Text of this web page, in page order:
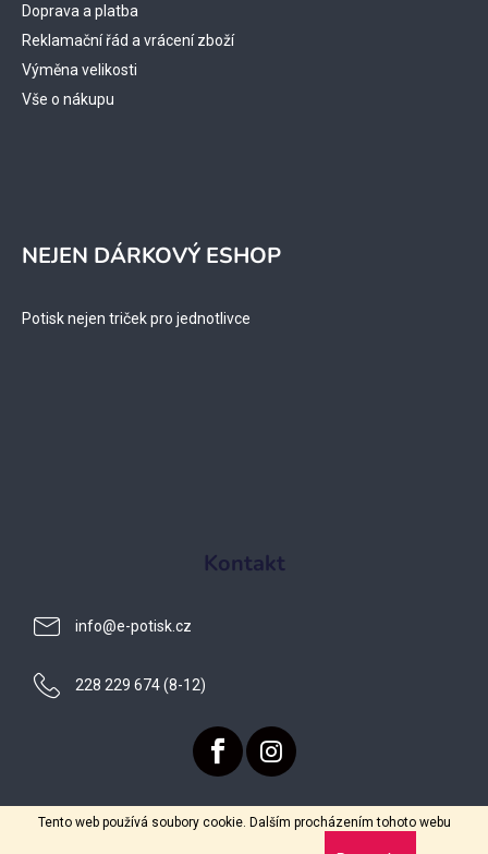
Tento web používá soubory cookie. Dalším procházením tohoto webu
Doprava a platba
Reklamační řád a vrácení zboží
Výměna velikosti
Vše o nákupu
NEJEN DÁRKOVÝ ESHOP
Potisk nejen triček pro jednotlivce
Kontakt
info@e-potisk.cz
228 229 674 (8-12)